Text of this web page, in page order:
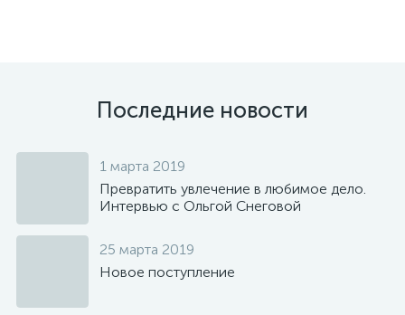
Последние новости
1 марта 2019
Превратить увлечение в любимое дело.
Интервью с Ольгой Снеговой
25 марта 2019
Новое поступление